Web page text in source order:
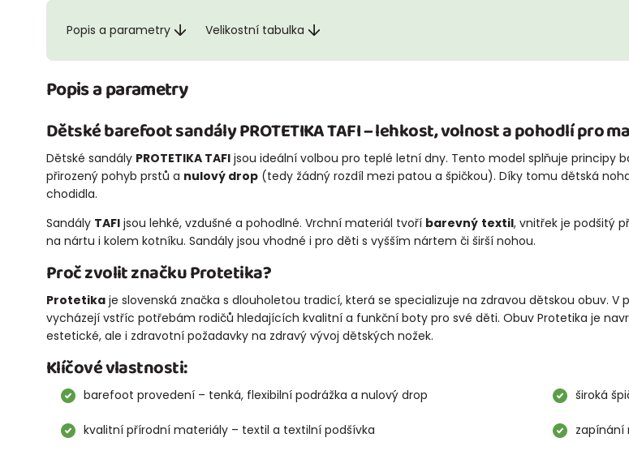
Popis a parametry Velikostní tabulka
Popis a parametry
Dětské barefoot sandály PROTETIKA TAFI – lehkost, volnost a pohodlí pro
Dětské sandály PROTETIKA TAFI jsou ideální volbou pro teplé letní dny. Tento model splňuje principy
přirozený pohyb prstů a nulový drop (tedy žádný rozdíl mezi patou a špičkou). Díky tomu dětská
chodidla.
Sandály TAFI jsou lehké, vzdušné a pohodlné. Vrchní materiál tvoří barevný textil, vnitřek je podšitý
na nártu i kolem kotníku. Sandály jsou vhodné i pro děti s vyšším nártem či širší nohou.
Proč zvolit značku Protetika?
Protetika je slovenská značka s dlouholetou tradicí, která se specializuje na zdravou dětskou obuv.
vycházejí vstříc potřebám rodičů hledajících kvalitní a funkční boty pro své děti. Obuv Protetika je
estetické, ale i zdravotní požadavky na zdravý vývoj dětských nožek.
Klíčové vlastnosti:
barefoot provedení – tenká, flexibilní podrážka a nulový drop široká
kvalitní přírodní materiály – textil a textilní podšívka zapínání